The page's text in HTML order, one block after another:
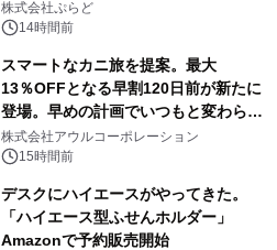
株式会社ぷらど
14時間前
スマートなカニ旅を提案。最大
13％OFFとなる早割120日前が新たに
登場。早めの計画でいつもと変わらぬ
大人の冬旅を。ー夕日ヶ浦温泉「佳松
苑 別邸ふうか」ー
株式会社アウルコーポレーション
15時間前
デスクにハイエースがやってきた。
「ハイエース型ふせんホルダー」
Amazonで予約販売開始